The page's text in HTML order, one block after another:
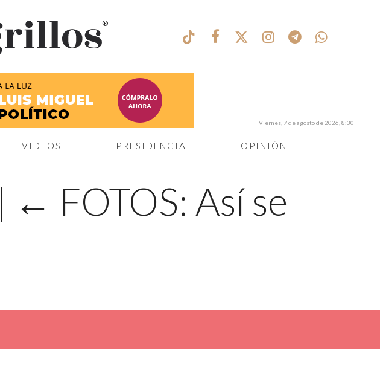
®
VIDEOS PRESIDENCIA OPINIÓN
Viernes, 7 de agosto de 2026, 8:30
| ← FOTOS: Así se